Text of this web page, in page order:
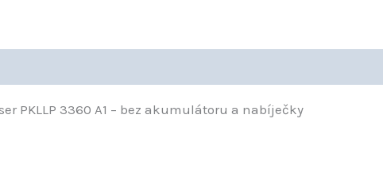
PKLLP 3360 A1 – bez akumulátoru a nabíječky